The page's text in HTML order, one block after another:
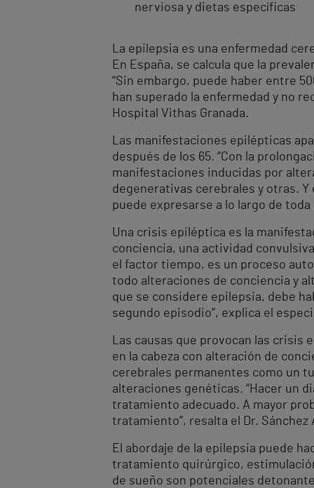
nerviosa y dietas específicas
La epilepsia es una enfermedad
En España, se calcula que la
“Sin embargo, puede haber entre
han superado la enfermedad y no
Hospital Vithas Granada.
Las manifestaciones epilépticas
después de los 65. “Con la
manifestaciones inducidas por
degenerativas cerebrales y otras. Y
puede expresarse a lo largo de
Una crisis epiléptica es la
conciencia, una actividad
el factor tiempo, es un proceso
todo alteraciones de conciencia y
que se considere epilepsia, debe
segundo episodio”, explica el
Las causas que provocan las
en la cabeza con alteración de
cerebrales permanentes como un
alteraciones genéticas. “Hacer un
tratamiento adecuado. A mayor
tratamiento”, resalta el Dr. Sánchez
El abordaje de la epilepsia puede
tratamiento quirúrgico,
de sueño son potenciales